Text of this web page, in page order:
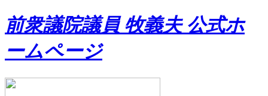
前衆議院議員 牧義夫 公式ホ
ームページ